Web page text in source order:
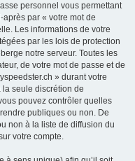
personnel vous permettant
par « votre mot de
Les informations de votre
par les lois de protection
notre serveur. Toutes les
de votre mot de passe et de
» durant votre
seule discrétion de
pouvez contrôler quelles
publiques ou non. De
non à la liste de diffusion du
votre compte.